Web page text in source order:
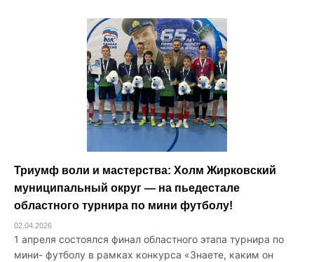
Триумф воли и мастерства: Холм Жирковский
муниципальный округ — на пьедестале
областного турнира по мини футболу!
02.04.2026
1 апреля состоялся финал областного этапа турнира по
мини- футболу в рамках конкурса «Знаете, каким он